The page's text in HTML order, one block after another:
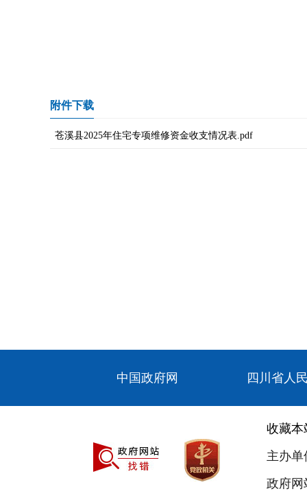
附件下载
苍溪县2025年住宅专项维修资金收支情况表.pdf
中国政府网 四川省人
收藏本
主办
政府网